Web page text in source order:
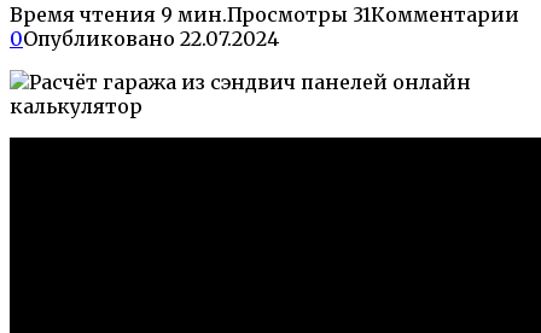
Время чтения 9 мин.Просмотры 31Комментарии
0Опубликовано 22.07.2024